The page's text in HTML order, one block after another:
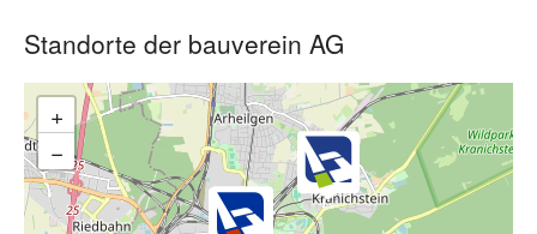
Standorte der bauverein AG
+
−